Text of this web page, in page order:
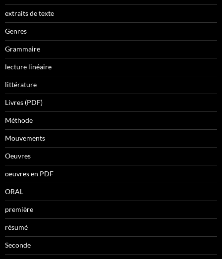
extraits de texte
Genres
Grammaire
lecture linéaire
littérature
Livres (PDF)
Méthode
Mouvements
Oeuvres
oeuvres en PDF
ORAL
première
résumé
Seconde